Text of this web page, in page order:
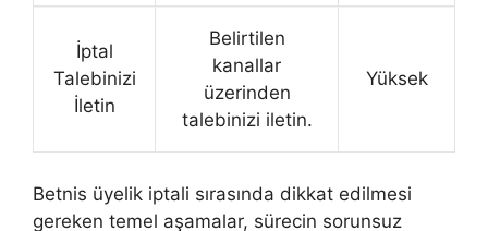
İptal
Talebinizi
İletin
Belirtilen
kanallar
üzerinden
talebinizi iletin.
Yüksek
Betnis üyelik iptali sırasında dikkat edilmesi
gereken temel aşamalar, sürecin sorunsuz